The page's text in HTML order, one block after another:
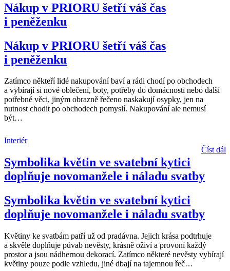
Nákup v PRIORU šetří váš čas
i peněženku
Nákup v PRIORU šetří váš čas
i peněženku
Zatímco někteří lidé nakupování baví a rádi chodí po obchodech
a vybírají si nové oblečení, boty, potřeby do domácnosti nebo další
potřebné věci, jiným obrazně řečeno naskakují osypky, jen na
nutnost chodit po obchodech pomyslí. Nakupování ale nemusí
být…
Interiér
Číst dál
Symbolika květin ve svatební kytici
doplňuje novomanžele i náladu svatby
Symbolika květin ve svatební kytici
doplňuje novomanžele i náladu svatby
Květiny ke svatbám patří už od pradávna. Jejich krása podtrhuje
a skvěle doplňuje půvab nevěsty, krásně oživí a provoní každý
prostor a jsou nádhernou dekorací. Zatímco některé nevěsty vybírají
květiny pouze podle vzhledu, jiné dbají na tajemnou řeč…